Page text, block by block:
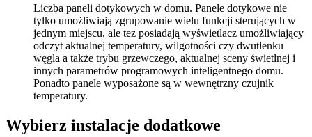
Liczba paneli dotykowych w domu. Panele dotykowe nie
tylko umożliwiają zgrupowanie wielu funkcji sterujących w
jednym miejscu, ale tez posiadają wyświetlacz umożliwiający
odczyt aktualnej temperatury, wilgotności czy dwutlenku
węgla a także trybu grzewczego, aktualnej sceny świetlnej i
innych parametrów programowych inteligentnego domu.
Ponadto panele wyposażone są w wewnętrzny czujnik
temperatury.
Wybierz instalacje dodatkowe